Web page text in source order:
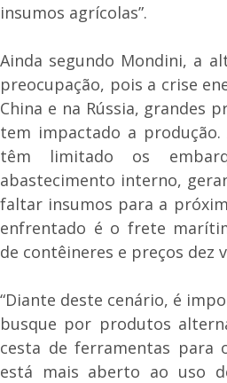
insumos agrícolas”.
Ainda segundo Mondini, a
preocupação, pois a crise
China e na Rússia, grandes
tem impactado a produção.
têm limitado os
abastecimento interno,
faltar insumos para a
enfrentado é o frete
de contêineres e preços dez
“Diante deste cenário, é
busque por produtos
cesta de ferramentas para
está mais aberto ao uso